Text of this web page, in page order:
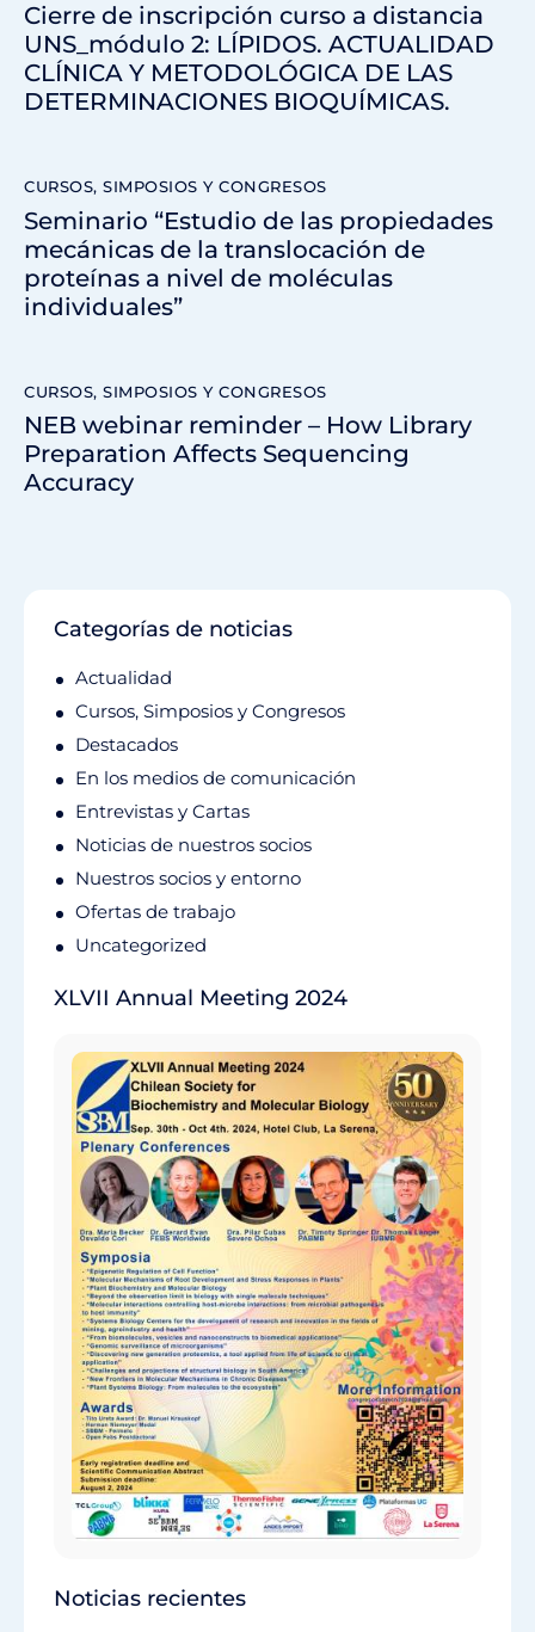
Cierre de inscripción curso a distancia
UNS_módulo 2: LÍPIDOS. ACTUALIDAD
CLÍNICA Y METODOLÓGICA DE LAS
DETERMINACIONES BIOQUÍMICAS.
CURSOS, SIMPOSIOS Y CONGRESOS
Seminario “Estudio de las propiedades
mecánicas de la translocación de
proteínas a nivel de moléculas
individuales”
CURSOS, SIMPOSIOS Y CONGRESOS
NEB webinar reminder – How Library
Preparation Affects Sequencing
Accuracy
Categorías de noticias
Actualidad
Cursos, Simposios y Congresos
Destacados
En los medios de comunicación
Entrevistas y Cartas
Noticias de nuestros socios
Nuestros socios y entorno
Ofertas de trabajo
Uncategorized
XLVII Annual Meeting 2024
Noticias recientes